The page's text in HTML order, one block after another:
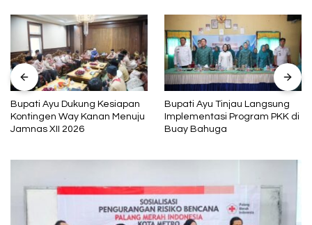
Bupati Ayu Dukung Kesiapan
Kontingen Way Kanan Menuju
Jamnas XII 2026
Bupati Ayu Tinjau Langsung
Implementasi Program PKK di
Buay Bahuga